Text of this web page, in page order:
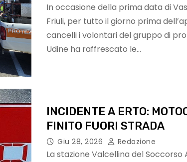
In occasione della prima data di
Friuli, per tutto il giorno prima
cancelli i volontari del gruppo di
Udine ha raffrescato le…
INCIDENTE A ERTO:
FINITO FUORI STRADA
Giu 28, 2026 Redazione
La stazione Valcellina del Soccorso